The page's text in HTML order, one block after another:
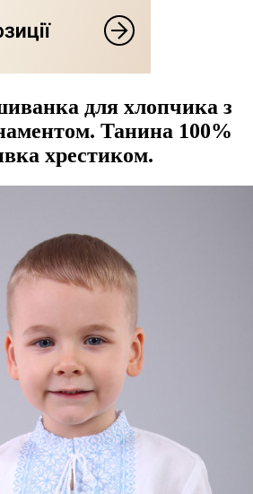
для хлопчика з
Танина 100%
хрестиком.